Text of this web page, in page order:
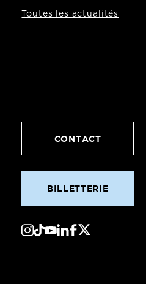
Toutes les actualités
CONTACT
BILLETTERIE